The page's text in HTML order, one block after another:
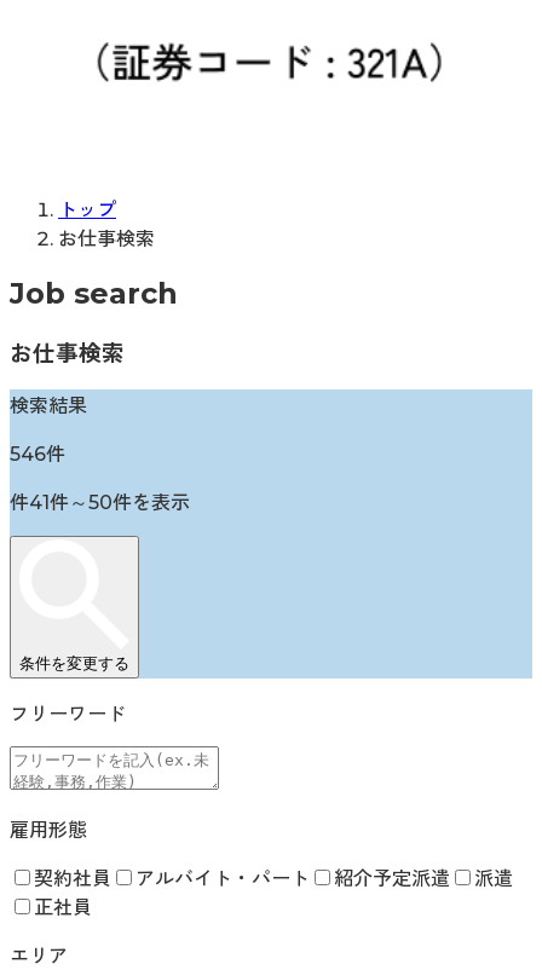
トップ
お仕事検索
Job search
お仕事検索
検索結果
546件
件41件～50件を表示
条件を変更する
フリーワード
雇用形態
契約社員 アルバイト・パート 紹介予定派遣
派遣
正社員
エリア